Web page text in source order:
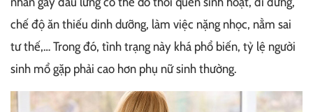
chế độ ăn thiếu dinh dưỡng, làm việc nặng nhọc, nằm sai
tư thế,… Trong đó, tình trạng này khá phổ biến, tỷ lệ người
sinh mổ gặp phải cao hơn phụ nữ sinh thường.